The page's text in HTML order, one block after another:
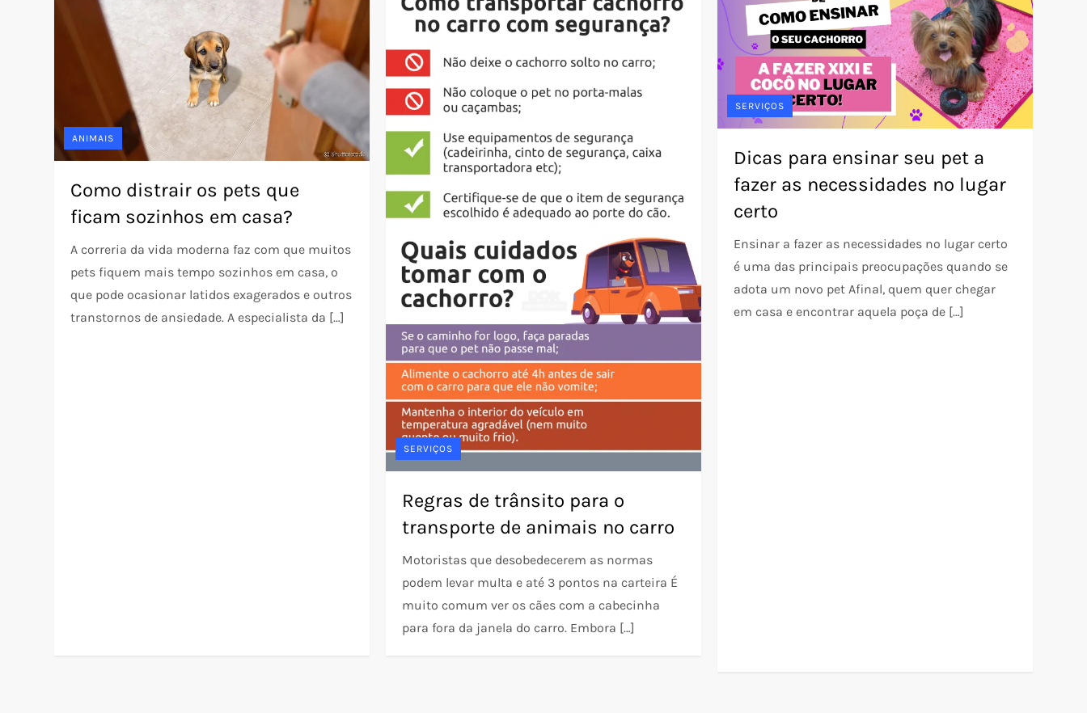
ANIMAIS
Como distrair os pets que
ficam sozinhos em casa?
A correria da vida moderna faz com que muitos
pets fiquem mais tempo sozinhos em casa, o
que pode ocasionar latidos exagerados e outros
transtornos de ansiedade. A especialista da […]
SERVIÇOS
Regras de trânsito para o
transporte de animais no carro
Motoristas que desobedecerem as normas
podem levar multa e até 3 pontos na carteira É
muito comum ver os cães com a cabecinha
para fora da janela do carro. Embora […]
SERVIÇOS
Dicas para ensinar seu pet a
fazer as necessidades no lugar
certo
Ensinar a fazer as necessidades no lugar certo
é uma das principais preocupações quando se
adota um novo pet Afinal, quem quer chegar
em casa e encontrar aquela poça de […]